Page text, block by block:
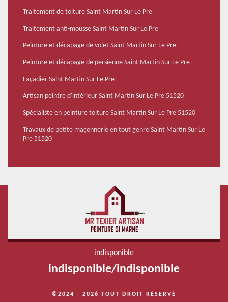
Traitement de toiture Saint Martin Sur Le Pre
Traitement anti-mousse Saint Martin Sur Le Pre
Peinture et décapage de volet Saint Martin Sur Le Pre
Peinture et décapage de persienne Saint Martin Sur Le Pre
Façadier Saint Martin Sur Le Pre
Artisan peintre d'intérieur Saint Martin Sur Le Pre 51520
Spécialiste en peinture toiture Saint Martin Sur Le Pre 51520
Travaux de petite maçonnerie en tout genre Saint Martin Sur Le
Pre 51520
indisponible
indisponible/indisponible
©2024 - 2026 TOUT DROIT RÉSERVÉ